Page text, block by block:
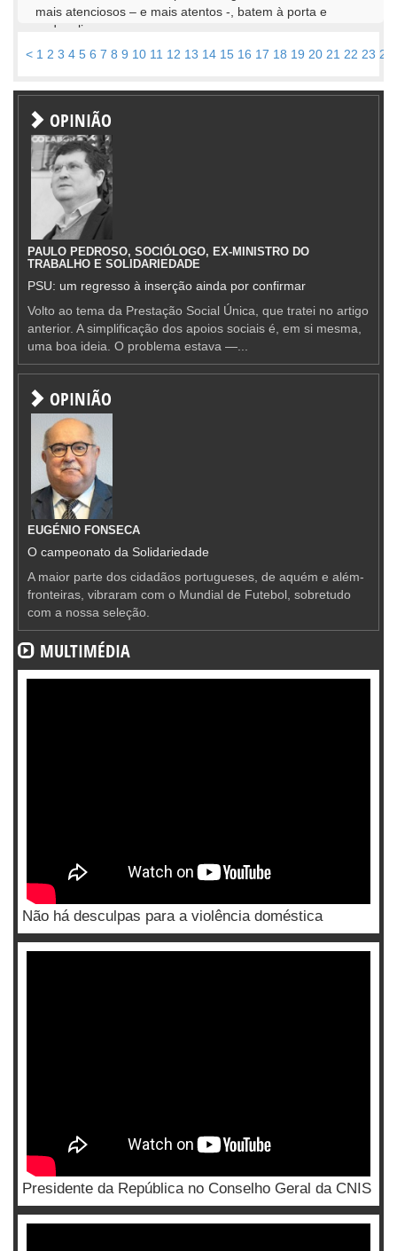
mais atenciosos – e mais atentos -, batem à porta e
pedem licença para...
< 1 2 3 4 5 6 7 8 9 10 11 12 13 14 15 16 17 18 19 20 21 22 23 24
OPINIÃO
PAULO PEDROSO, SOCIÓLOGO, EX-MINISTRO DO
TRABALHO E SOLIDARIEDADE
PSU: um regresso à inserção ainda por confirmar
Volto ao tema da Prestação Social Única, que tratei no artigo
anterior. A simplificação dos apoios sociais é, em si mesma,
uma boa ideia. O problema estava —...
OPINIÃO
EUGÉNIO FONSECA
O campeonato da Solidariedade
A maior parte dos cidadãos portugueses, de aquém e além-
fronteiras, vibraram com o Mundial de Futebol, sobretudo
com a nossa seleção.
MULTIMÉDIA
Não há desculpas para a violência doméstica
Presidente da República no Conselho Geral da CNIS